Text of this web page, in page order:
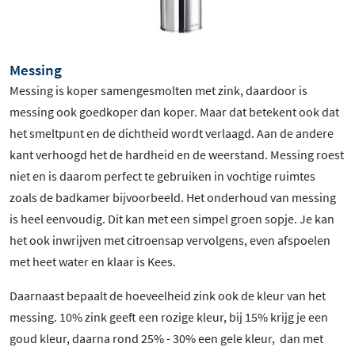
Messing
Messing is koper samengesmolten met zink, daardoor is
messing ook goedkoper dan koper. Maar dat betekent ook dat
het smeltpunt en de dichtheid wordt verlaagd. Aan de andere
kant verhoogd het de hardheid en de weerstand. Messing roest
niet en is daarom perfect te gebruiken in vochtige ruimtes
zoals de badkamer bijvoorbeeld. Het onderhoud van messing
is heel eenvoudig. Dit kan met een simpel groen sopje. Je kan
het ook inwrijven met citroensap vervolgens, even afspoelen
met heet water en klaar is Kees.
Daarnaast bepaalt de hoeveelheid zink ook de kleur van het
messing. 10% zink geeft een rozige kleur, bij 15% krijg je een
goud kleur, daarna rond 25% - 30% een gele kleur, dan met